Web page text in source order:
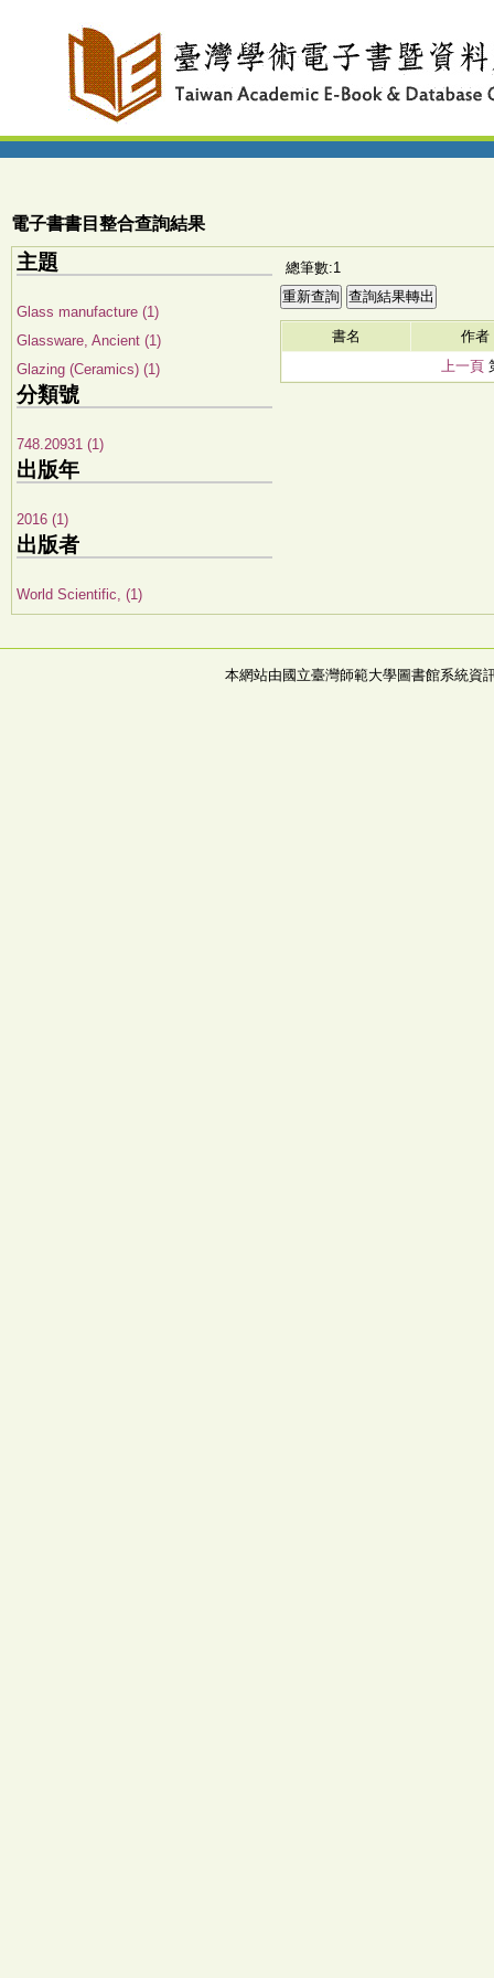
電子書書目整合查詢結果
主題
Glass manufacture (1)
Glassware, Ancient (1)
Glazing (Ceramics) (1)
分類號
748.20931 (1)
出版年
2016 (1)
出版者
World Scientific, (1)
總筆數:1
書名
作者
上一頁
本網站由國立臺灣師範大學圖書館系統資